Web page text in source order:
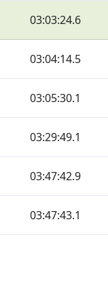
03:03:24.6
03:04:14.5
03:05:30.1
03:29:49.1
03:47:42.9
03:47:43.1